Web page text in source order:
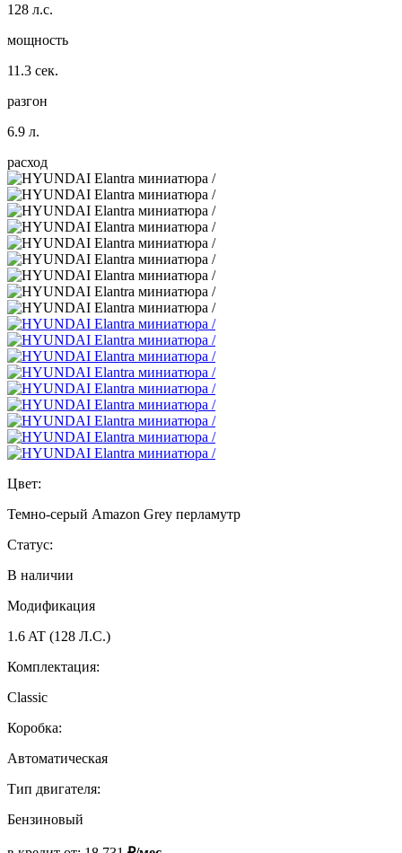
128 л.с.
мощность
11.3 сек.
разгон
6.9 л.
расход
Цвет:
Темно-серый Amazon Grey перламутр
Статус:
В наличии
Модификация
1.6 AT (128 Л.С.)
Комплектация:
Classic
Коробка:
Автоматическая
Тип двигателя:
Бензиновый